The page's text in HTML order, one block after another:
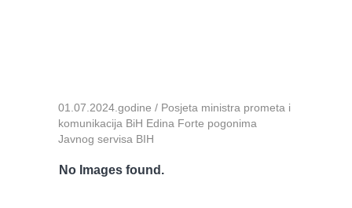
01.07.2024.godine / Posjeta ministra prometa i
komunikacija BiH Edina Forte pogonima
Javnog servisa BIH
No Images found.